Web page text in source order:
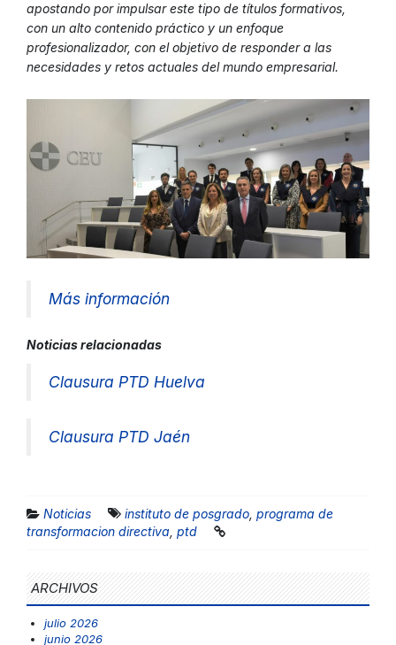
apostando por impulsar este tipo de títulos formativos,
con un alto contenido práctico y un enfoque
profesionalizador, con el objetivo de responder a las
necesidades y retos actuales del mundo empresarial.
Más información
Noticias relacionadas
Clausura PTD Huelva
Clausura PTD Jaén
Noticias instituto de posgrado programa de
transformacion directiva ptd
ARCHIVOS
julio 2026
junio 2026